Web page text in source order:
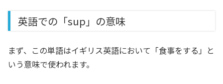
英語での「sup」の意味
まず、この単語はイギリス英語において「食事をする」と
いう意味で使われます。